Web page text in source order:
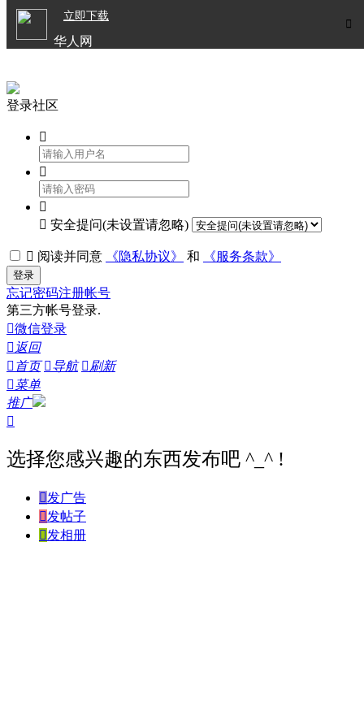

立即下载
华人网
登录社区



 安全提问(未设置请忽略)
 阅读并同意 《隐私协议》 和 《服务条款》
登录
忘记密码注册帐号
第三方帐号登录.
微信登录
 返回
 首页 导航 刷新
菜单
推广

选择您感兴趣的东西发布吧 ^_^ !
发广告
发帖子
发相册